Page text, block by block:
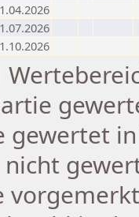
gewertet
nicht